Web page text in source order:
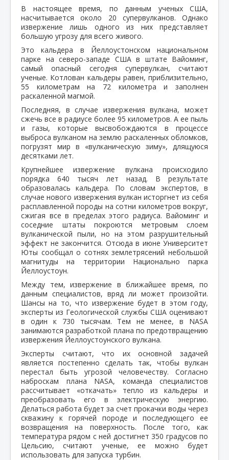
В настоящее время, по данным ученых США,
насчитывается около 20 супервулканов. Однако
извержение лишь одного из них представляет
большую угрозу для всего живого.
Это кальдера в Йеллоустонском национальном
парке на северо-западе США в штате Вайоминг,
самый опасный сегодня супервулкан, считают
ученые. Котлован кальдеры равен, приблизительно,
55 километрам на 72 километра и заполнен
раскаленной магмой.
Последняя, в случае извержения вулкана, может
сжечь все в радиусе более 95 километров. А ее пыль
и газы, которые высвобождаются в процессе
выброса вулканом на землю раскаленных обломков,
погрузят мир в «вулканическую зиму», длящуюся
десятками лет.
Крупнейшее извержение вулкана происходило
порядка 640 тысяч лет назад. В результате
образовалась кальдера. По словам экспертов, в
случае нового извержения вулкан исторгнет из себя
расплавленной породы на сотни километров вокруг,
сжигая все в пределах этого радиуса. Вайоминг и
соседние штаты покроются метровым слоем
вулканической пыли, но на этом разрушительный
эффект не закончится. Отсюда в июне Университет
Юты сообщал о сотнях землетрясений небольшой
магнитуды на территории Национально парка
Йеллоустоун.
Между тем, извержение в ближайшее время, по
данным специалистов, вряд ли может произойти.
Шансы на то, что извержение будет в этом году,
эксперты из Геологической службы США оценивают
в один к 730 тысячам. Тем не менее, в NASA
занимаются разработкой плана по предотвращению
извержения Йеллоустоунского вулкана.
Эксперты считают, что их основной задачей
является постепенно сделать так, чтобы вулкан
перестал быть угрозой человечеству. Согласно
наброскам плана NASA, команда специалистов
рассчитывает «откачать» тепло из кальдеры и
преобразовать его в электрическую энергию.
Делаться работа будет за счет прокачки воды через
скважину к горячей породе и последующего ее
возвращения на поверхность. После того, как
температура рядом с ней достигнет 350 градусов по
Цельсию, считают ученые, ее можно будет
использовать для запуска турбин.